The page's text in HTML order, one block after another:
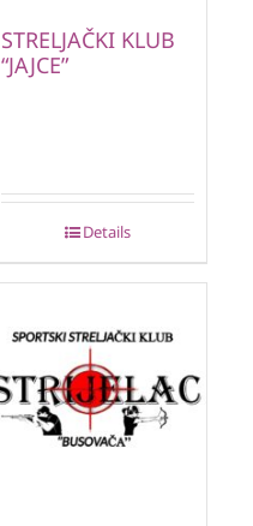
STRELJAČKI KLUB
“JAJCE”
Details